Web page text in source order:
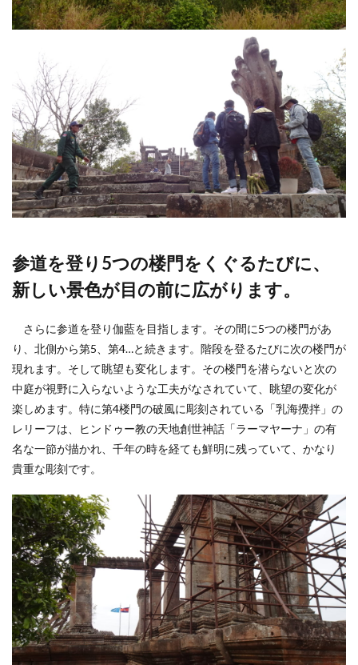
参道を登り5つの楼門をくぐるたびに、
新しい景色が目の前に広がります。
さらに参道を登り伽藍を目指します。その間に5つの楼門があ
り、北側から第5、第4…と続きます。階段を登るたびに次の楼門が
現れます。そして眺望も変化します。その楼門を潜らないと次の
中庭が視野に入らないような工夫がなされていて、眺望の変化が
楽しめます。特に第4楼門の破風に彫刻されている「乳海攪拌」の
レリーフは、ヒンドゥー教の天地創世神話「ラーマヤーナ」の有
名な一節が描かれ、千年の時を経ても鮮明に残っていて、かなり
貴重な彫刻です。